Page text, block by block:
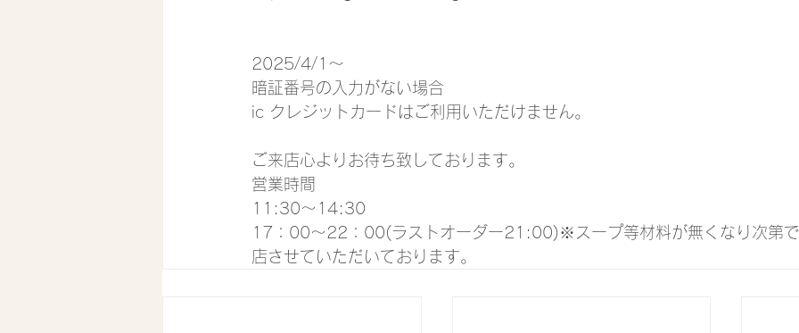
2025/4/1〜
暗証番号の入力がない場合
ic クレジットカードはご利用いただけません。
ご来店心よりお待ち致しております。
営業時間
11:30〜14:30
17：00〜22：00(ラストオーダー21:00)※スープ等材料が無くなり次第で
店させていただいております。